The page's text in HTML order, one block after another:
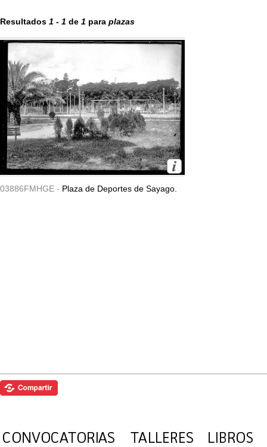
Resultados 1 - 1 de 1 para plazas
03886FMHGE - Plaza de Deportes de Sayago.